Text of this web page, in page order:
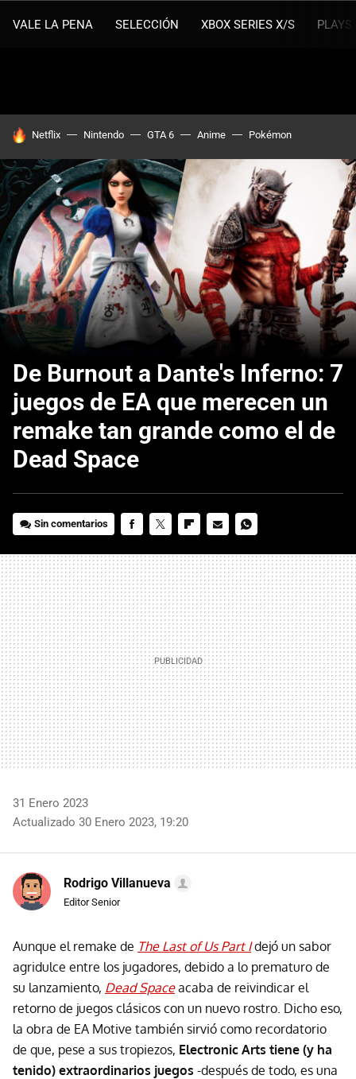
VALE LA PENA SELECCIÓN XBOX SERIES X/S
HOY SE HABLA DE
Netflix Nintendo GTA 6 Anime Pokémon
De Burnout a Dante's Inferno: 7
juegos de EA que merecen un
remake tan grande como el de
Dead Space
Sin comentarios
MAIL
31 Enero 2023
Actualizado 30 Enero 2023, 19:20
Rodrigo Villanueva
Editor Senior
Aunque el remake de The Last of Us Part Idejó un sabor
agridulce entre los jugadores, debido a lo prematuro de
su lanzamiento, Dead Spaceacaba de reivindicar el
retorno de juegos clásicos con un nuevo rostro. Dicho eso,
la obra de EA Motive también sirvió como recordatorio
de que, pese a sus tropiezos, Electronic Arts tiene (y ha
tenido) extraordinarios juegos -después de todo, es una